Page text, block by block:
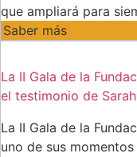
que ampliará para
Saber más
La II Gala de la
el testimonio de
La II Gala de la
uno de sus